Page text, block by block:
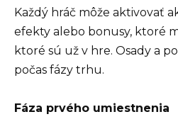
Každý hráč môže aktivovať
efekty alebo bonusy, ktoré
ktoré sú už v hre. Osady a
počas fázy trhu.
Fáza prvého umiestnenia